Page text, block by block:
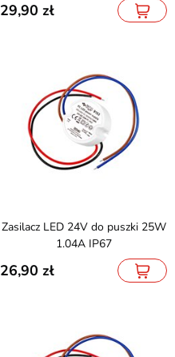
29,90
Zasilacz LED 24V do puszki 25W
1.04A IP67
26,90